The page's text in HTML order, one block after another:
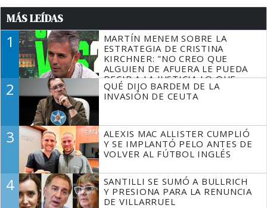
MÁS LEÍDAS
1
MARTÍN MENEM SOBRE LA
ESTRATEGIA DE CRISTINA
KIRCHNER: "NO CREO QUE
ALGUIEN DE AFUERA LE PUEDA
DECIR A LA JUSTICIA LO QUE
TIENE QUE HACER"
2
QUÉ DIJO BARDEM DE LA
INVASIÓN DE CEUTA
3
ALEXIS MAC ALLISTER CUMPLIÓ
Y SE IMPLANTÓ PELO ANTES DE
VOLVER AL FÚTBOL INGLÉS
4
SANTILLI SE SUMÓ A BULLRICH
Y PRESIONA PARA LA RENUNCIA
DE VILLARRUEL